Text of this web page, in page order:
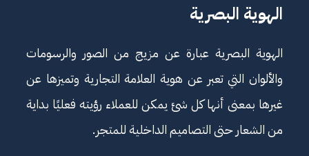
الهوية البصرية
الهوية البصرية عبارة عن مزيج من الصور والرسومات
والألوان التي تعبر عن هوية العلامة التجارية وتميزها عن
غيرها بمعنى أنها كل شئ يمكن للعملاء رؤيته فعليًا بداية
من الشعار حتى التصاميم الداخلية للمتجر.